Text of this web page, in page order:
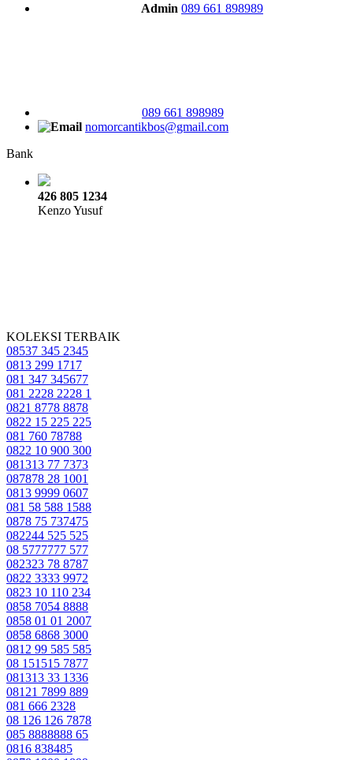
Admin 089 661 898989
089 661 898989
nomorcantikbos@gmail.com
Bank
426 805 1234
Kenzo Yusuf
KOLEKSI TERBAIK
08537 345 2345
0813 299 1717
081 347 345677
081 2228 2228 1
0821 8778 8878
0822 15 225 225
081 760 78788
0822 10 900 300
081313 77 7373
087878 28 1001
0813 9999 0607
081 58 588 1588
0878 75 737475
082244 525 525
08 5777777 577
082323 78 8787
0822 3333 9972
0823 10 110 234
0858 7054 8888
0858 01 01 2007
0858 6868 3000
0812 99 585 585
08 151515 7877
081313 33 1336
08121 7899 889
081 666 2328
08 126 126 7878
085 8888888 65
0816 838485